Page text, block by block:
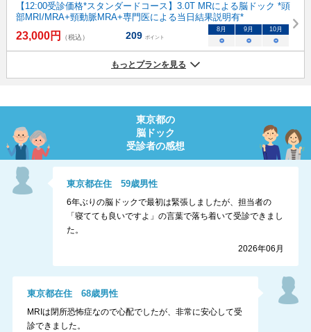
【12:00受診価格*スタンダードコース】3.0T MRによる脳ドック *頭
部MRI/MRA+頸動脈MRA+専門医による当日結果説明有*
23,000円 （税込） 209 ポイント
8月 9月 10月
○ ○ ○
もっとプランを見る
東京都の
脳ドック
受診者の感想
東京都在住59歳男性
6年ぶりの脳ドックで最初は緊張しましたが、担当者の
「寝てても良いですよ」の言葉で落ち着いて受診できまし
た。
2026年06月
東京都在住 68歳男性
MRIは閉所恐怖症なので心配でしたが、非常に安心して受
診できました。